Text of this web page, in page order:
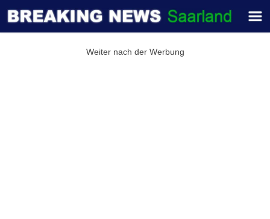
Weiter nach der Werbung